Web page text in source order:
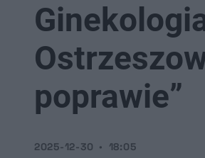
poprawie”
2025-12-30 18:05